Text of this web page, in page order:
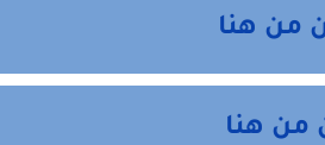
من هنا
من هنا